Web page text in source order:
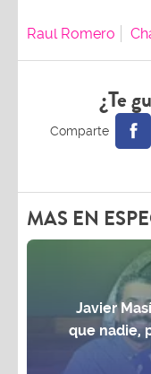
Raul Romero
¿Te
MAS EN
Javier
que nadie,